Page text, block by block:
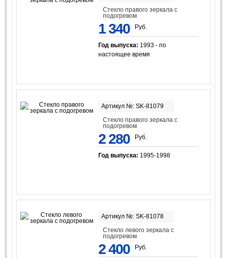
Стекло правого зеркала с
подогревом
1 340 Руб.
Год выпуска: 1993 - по
настоящее время
Артикул №: SK-81079
Стекло правого зеркала с
подогревом
2 280 Руб.
Год выпуска: 1995-1998
Артикул №: SK-81078
Стекло левого зеркала с
подогревом
2 400 Руб.